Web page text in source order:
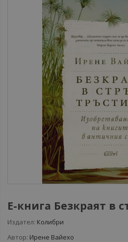
Е-книга Безкраят в
Издател: Колибри
Автор: Ирене Вайехо